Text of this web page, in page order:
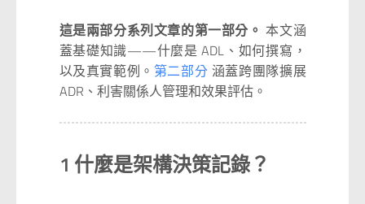
這是兩部分系列文章的第一部分。 本文涵
蓋基礎知識——什麼是 ADL、如何撰寫，
以及真實範例。 第二部分 涵蓋跨團隊擴展
ADR、利害關係人管理和效果評估。
1 什麼是架構決策記錄？